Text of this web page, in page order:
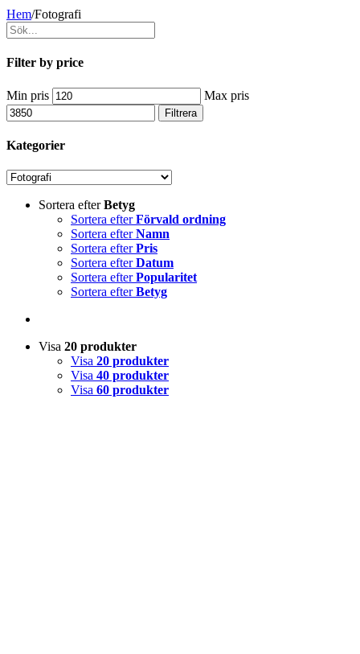
Hem/Fotografi
Filter by price
Min pris Max pris
Filtrera
Kategorier
Sortera efterBetyg
Sortera efterFörvald ordning
Sortera efterNamn
Sortera efterPris
Sortera efterDatum
Sortera efterPopularitet
Sortera efterBetyg
Visa 20 produkter
Visa 20 produkter
Visa 40 produkter
Visa 60 produkter